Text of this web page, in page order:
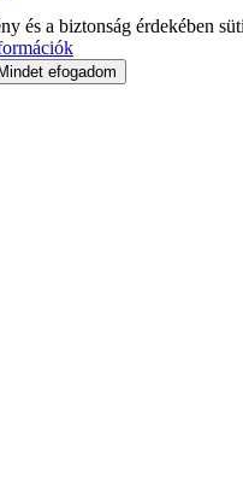
és a biztonság érdekében
efogadom